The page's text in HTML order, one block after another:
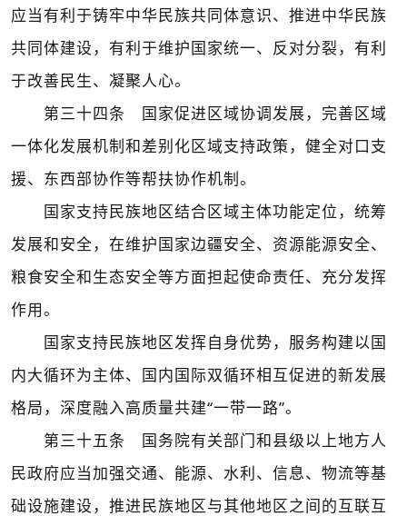
应当有利于铸牢中华民族共同体意识、推进中华民族
共同体建设，有利于维护国家统一、反对分裂，有利
于改善民生、凝聚人心。
第三十四条 国家促进区域协调发展，完善区域
一体化发展机制和差别化区域支持政策，健全对口支
援、东西部协作等帮扶协作机制。
国家支持民族地区结合区域主体功能定位，统筹
发展和安全，在维护国家边疆安全、资源能源安全、
粮食安全和生态安全等方面担起使命责任、充分发挥
作用。
国家支持民族地区发挥自身优势，服务构建以国
内大循环为主体、国内国际双循环相互促进的新发展
格局，深度融入高质量共建“一带一路”。
第三十五条 国务院有关部门和县级以上地方人
民政府应当加强交通、能源、水利、信息、物流等基
础设施建设，推进民族地区与其他地区之间的互联互